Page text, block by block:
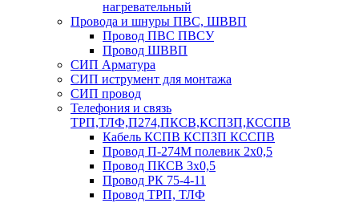
нагревательный
Провода и шнуры ПВС, ШВВП
Провод ПВС ПВСУ
Провод ШВВП
СИП Арматура
СИП иструмент для монтажа
СИП провод
Телефония и связь
ТРП,ТЛФ,П274,ПКСВ,КСПЗП,КССПВ
Кабель КСПВ КСПЗП КССПВ
Провод П-274М полевик 2х0,5
Провод ПКСВ 3х0,5
Провод РК 75-4-11
Провод ТРП, ТЛФ